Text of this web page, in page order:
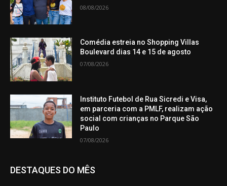
08/08/2026
Comédia estreia no Shopping Villas
Boulevard dias 14 e 15 de agosto
07/08/2026
Instituto Futebol de Rua Sicredi e Visa,
em parceria com a PMLF, realizam ação
social com crianças no Parque São
Paulo
07/08/2026
DESTAQUES DO MÊS